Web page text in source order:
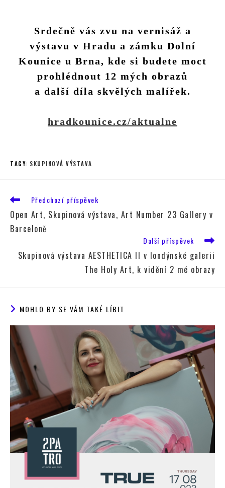
Srdečně vás zvu na vernisáž a
výstavu v Hradu a zámku Dolní
Kounice u Brna, kde si budete moct
prohlédnout 12 mých obrazů
a další díla skvělých malířek.
hradkounice.cz/aktualne
TAGY: SKUPINOVÁ VÝSTAVA
Předchozí příspěvek
Open Art, Skupinová výstava, Art Number 23 Gallery v
Barceloně
Další příspěvek
Skupinová výstava AESTHETICA II v londýnské galerii
The Holy Art, k vidění 2 mé obrazy
MOHLO BY SE VÁM TAKÉ LÍBIT